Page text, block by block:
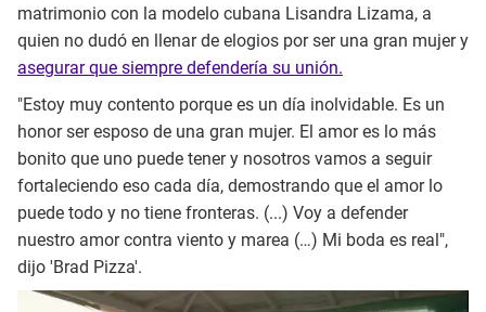
matrimonio con la modelo cubana Lisandra Lizama, a
quien no dudó en llenar de elogios por ser una gran mujer y
asegurar que siempre defendería su unión.
"Estoy muy contento porque es un día inolvidable. Es un
honor ser esposo de una gran mujer. El amor es lo más
bonito que uno puede tener y nosotros vamos a seguir
fortaleciendo eso cada día, demostrando que el amor lo
puede todo y no tiene fronteras. (...) Voy a defender
nuestro amor contra viento y marea (…) Mi boda es real",
dijo 'Brad Pizza'.